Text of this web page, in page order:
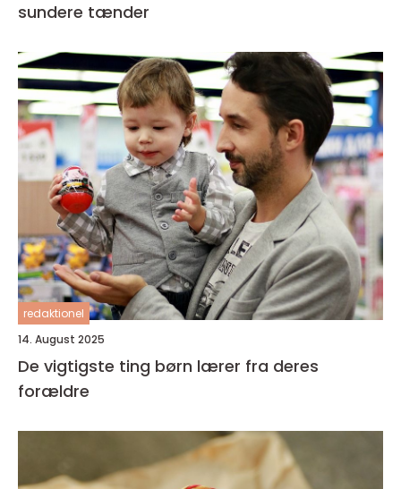
sundere tænder
redaktionel
14. August 2025
De vigtigste ting børn lærer fra deres
forældre